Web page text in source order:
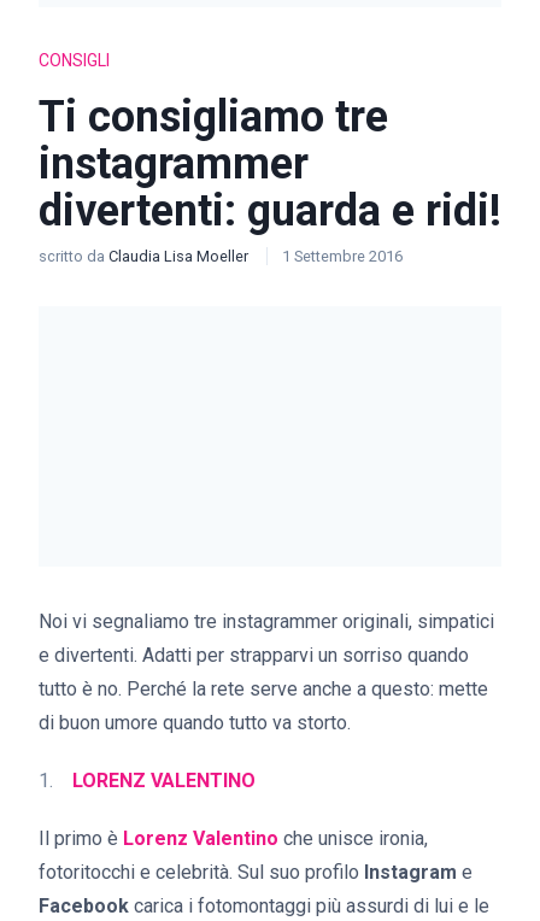
CONSIGLI
Ti consigliamo tre
instagrammer
divertenti: guarda e ridi!
scritto da Claudia Lisa Moeller 1 Settembre 2016
Noi vi segnaliamo tre instagrammer originali, simpatici
e divertenti. Adatti per strapparvi un sorriso quando
tutto è no. Perché la rete serve anche a questo: mette
di buon umore quando tutto va storto.
LORENZ VALENTINO
Il primo è Lorenz Valentino che unisce ironia,
fotoritocchi e celebrità. Sul suo profilo Instagram e
Facebook carica i fotomontaggi più assurdi di lui e le